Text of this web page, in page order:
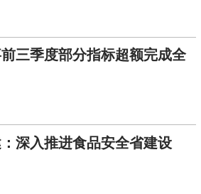
三季度部分指标超额完成全
深入推进食品安全省建设